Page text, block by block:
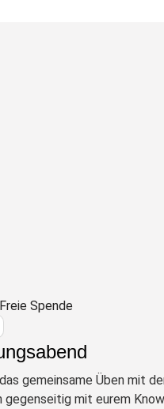
Freie Spende
gemeinsame Üben mit
mit eurem